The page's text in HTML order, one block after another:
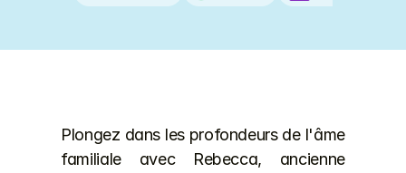
Plongez dans les profondeurs de l'âme
familiale avec Rebecca, ancienne